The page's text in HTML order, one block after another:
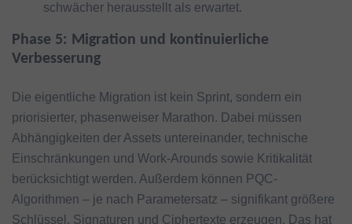
schwächer herausstellt als erwartet.
Phase 5: Migration und kontinuierliche
Verbesserung
Die eigentliche Migration ist kein Sprint, sondern ein
priorisierter, phasenweiser Marathon. Dabei müssen
Abhängigkeiten der Assets untereinander, technische
Einschränkungen und Work-Arounds sowie Kritikalität
berücksichtigt werden. Außerdem können PQC-
Algorithmen – je nach Parametersatz – signifikant größere
Schlüssel, Signaturen und Ciphertexte erzeugen. Das hat